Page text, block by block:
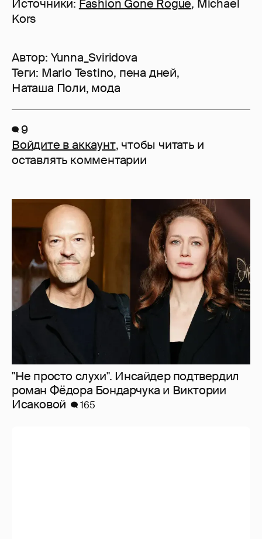
Источники: Fashion Gone Rogue, Michael
Kors
Автор: Yunna_Sviridova
Теги: Mario Testino, пена дней,
Наташа Поли, мода
9
Войдите в аккаунт, чтобы читать и
оставлять комментарии
"Не просто слухи". Инсайдер подтвердил
роман Фёдора Бондарчука и Виктории
Исаковой
165